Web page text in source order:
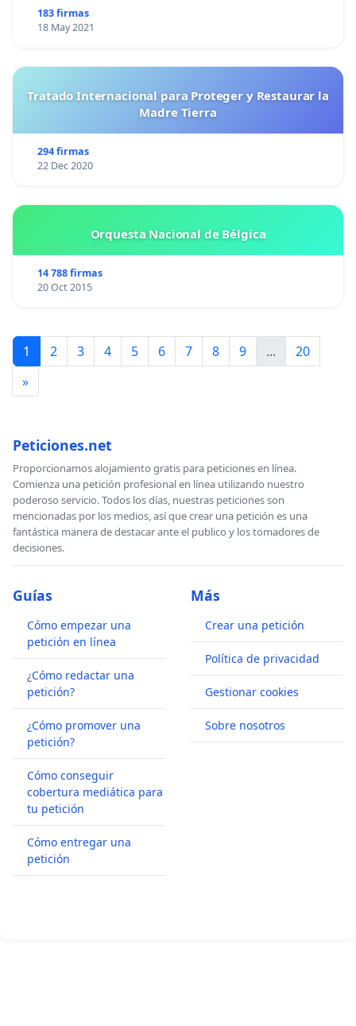
183 firmas
18 May 2021
Tratado Internacional para Proteger y Restaurar la
Madre Tierra
294 firmas
22 Dec 2020
Orquesta Nacional de Bélgica
14 788 firmas
20 Oct 2015
1 2 3 4 5 6 7 8 9 ...
20
»
Peticiones.net
Proporcionamos alojamiento gratis para peticiones en línea.
Comienza una petición profesional en línea utilizando nuestro
poderoso servicio. Todos los días, nuestras peticiones son
mencionadas por los medios, así que crear una petición es una
fantástica manera de destacar ante el publico y los tomadores de
decisiones.
Guías
Cómo empezar una
petición en línea
¿Cómo redactar una
petición?
¿Cómo promover una
petición?
Cómo conseguir
cobertura mediática para
tu petición
Cómo entregar una
petición
Más
Crear una petición
Política de privacidad
Gestionar cookies
Sobre nosotros